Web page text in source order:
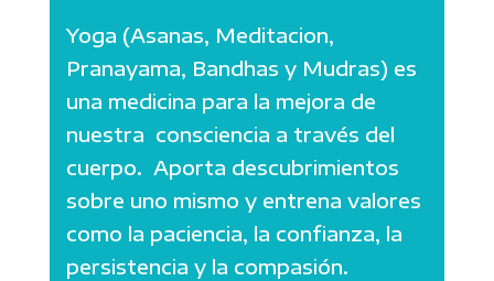
Yoga (Asanas, Meditacion,
Pranayama, Bandhas y Mudras) es
una medicina para la mejora de
nuestra consciencia a través del
cuerpo. Aporta descubrimientos
sobre uno mismo y entrena valores
como la paciencia, la confianza, la
persistencia y la compasión.